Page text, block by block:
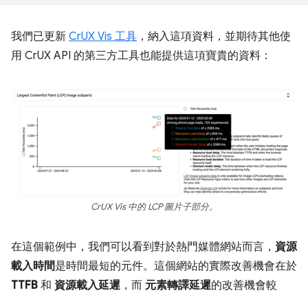
我們已更新 CrUX Vis 工具 ，納入這項資料，並期待其他使
用 CrUX API 的第三方工具也能提供這項寶貴的資料：
CrUX Vis 中的 LCP 圖片子部分。
在這個範例中，我們可以看到對於熱門媒體網站而言， 資源
載入時間是時間最短的元件。這個網站的實際改善機會在於
TTFB 和 資源載入延遲 ，而 元素轉譯延遲的改善機會較